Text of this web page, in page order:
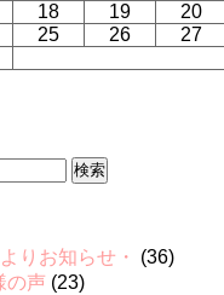
18 19 20
25 26 27
りお知らせ・
(36)
の声(23)